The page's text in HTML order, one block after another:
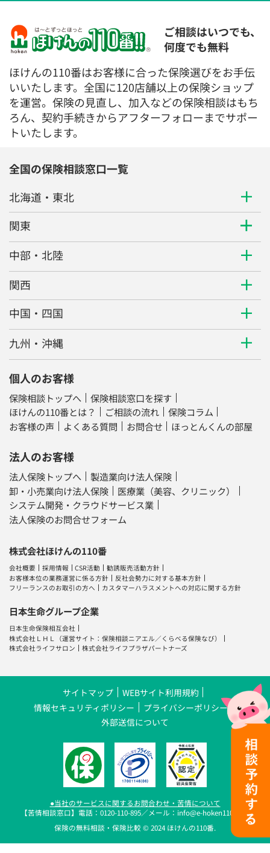
ご相談はいつでも、
何度でも無料
ほけんの110番はお客様に合った保険選びをお手伝
いいたします。全国に120店舗以上の保険ショップ
を運営。保険の見直し、加入などの保険相談はもち
ろん、契約手続きからアフターフォローまでサポー
トいたします。
全国の保険相談窓口一覧
北海道・東北
関東
中部・北陸
関西
中国・四国
九州・沖縄
個人のお客様
保険相談トップへ
保険相談窓口を探す
ほけんの110番とは？
ご相談の流れ
保険コラム
お客様の声
よくある質問 お問合せ ほっとんくんの部屋
法人のお客様
法人保険トップへ
製造業向け法人保険
卸・小売業向け法人保険
医療業（美容、クリニック）
システム開発・クラウドサービス業
法人保険のお問合せフォーム
株式会社ほけんの110番
会社概要 採用情報 CSR活動
勧誘販売活動方針
お客様本位の業務運営に係る方針
反社会勢力に対する基本方針
フリーランスのお取引の方へ
カスタマーハラスメントへの対応に関する方針
日本生命グループ企業
日本生命保険相互会社
株式会社ＬＨＬ
（運営サイト：保険相談ニアエル ／ くらべる保険なび）
株式会社ライフサロン
株式会社ライフプラザパートナーズ
サイトマップ
WEBサイト利用規約
情報セキュリティポリシー
プライバシーポリシー
外部送信について
●当社のサービスに関するお問合わせ・苦情について
【苦情相談窓口】電話：0120-110-895／メール：info@e-hoken110.com
保険の無料相談・保険比較 © 2024 ほけんの110番.